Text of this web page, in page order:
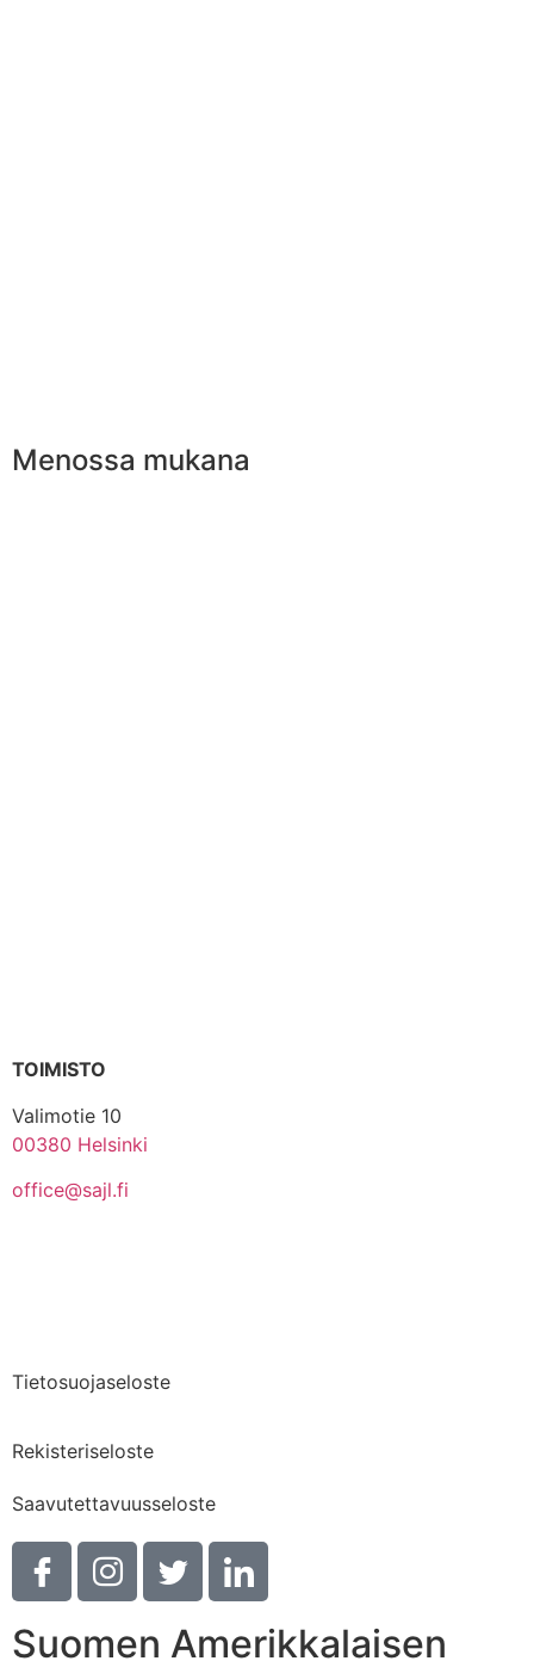
Menossa mukana
TOIMISTO
Valimotie 10
00380 Helsinki
office@sajl.fi
Tietosuojaseloste
Rekisteriseloste
Saavutettavuusseloste
Suomen Amerikkalaisen